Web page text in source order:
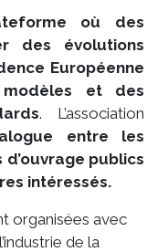
où des
des évolutions
Européenne
et des
. L’association
entre les
publics
intéressés.
organisées avec
de la